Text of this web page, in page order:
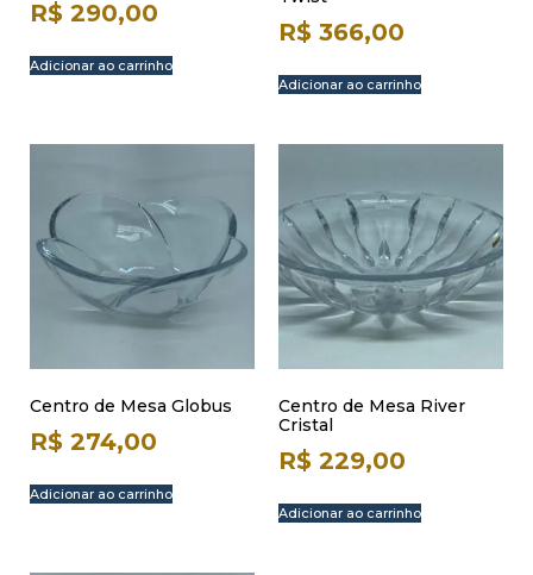
R$ 290,00
Adicionar ao carrinho
R$ 366,00
Adicionar ao carrinho
Centro de Mesa Globus
R$ 274,00
Adicionar ao carrinho
Centro de Mesa River
Cristal
R$ 229,00
Adicionar ao carrinho